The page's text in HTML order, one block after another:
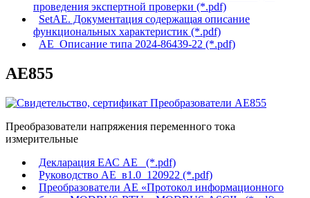
проведения экспертной проверки (*.pdf)
SetAE. Документация содержащая описание
функциональных характеристик (*.pdf)
АЕ_Описание типа 2024-86439-22 (*.pdf)
AE855
Преобразователи напряжения переменного тока
измерительные
Декларация ЕАС АЕ_ (*.pdf)
Руководство АЕ_в1.0_120922 (*.pdf)
Преобразователи АЕ «Протокол информационного